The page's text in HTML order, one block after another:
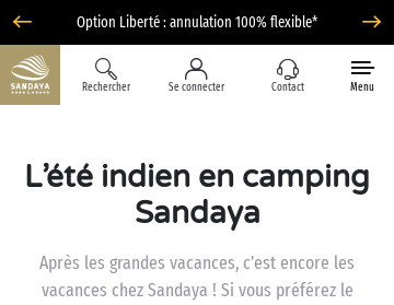
Option Liberté : annulation 100% flexible*
Rechercher Se connecter Contact Menu
L’été indien en camping
Sandaya
Après les grandes vacances, c’est encore les
vacances chez Sandaya ! Si vous préférez le